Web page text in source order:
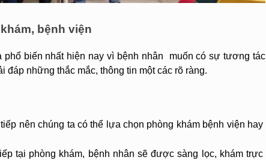
bệnh viện
biến nhất hiện nay vì bệnh nhân  muốn có sự tương tác
những thắc mắc, thông tin một các rõ ràng.
nên chúng ta có thể lựa chọn phòng khám bệnh viện hay
tại phòng khám, bệnh nhân sẽ được sàng lọc, khám trực